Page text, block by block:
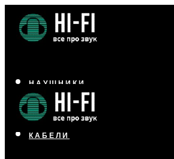
НАУШНИКИ
АКУСТИКА
УСИЛИТЕЛИ
КАБЕЛИ